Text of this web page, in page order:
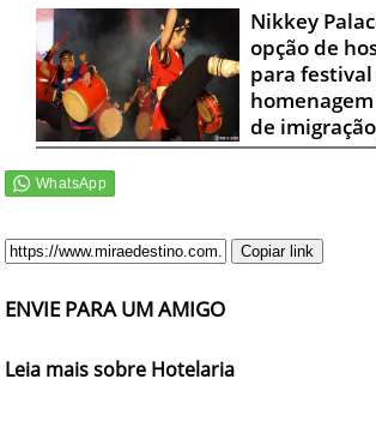
Nikkey
opção de
para festival
de
Copiar link
ENVIE PARA UM AMIGO
Leia mais sobre Hotelaria